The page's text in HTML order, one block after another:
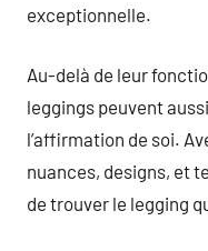
exceptionnelle.
Au-delà de leur
leggings peuvent
l’affirmation de soi.
nuances, designs, et
de trouver le legging